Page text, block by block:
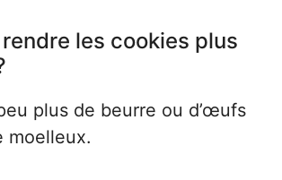
les cookies plus
plus de beurre ou d’œufs
moelleux.